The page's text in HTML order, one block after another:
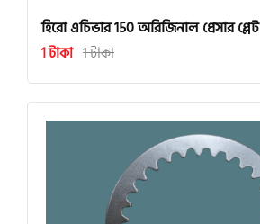
হিরো এচিভার 150 অরিজিনাল প্রেসার প্লেট
1 টাকা 1 টাকা